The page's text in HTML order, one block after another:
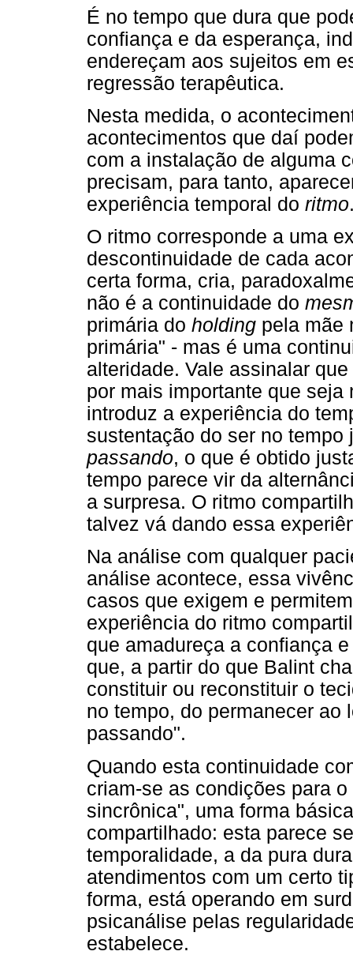
É no tempo que dura que
confiança e da esperança,
endereçam aos sujeitos em
regressão terapêutica.
Nesta medida, o
acontecimentos que daí
com a instalação de alguma
precisam, para tanto,
experiência temporal do ritmo
O ritmo corresponde a uma
descontinuidade de cada
certa forma, cria,
não é a continuidade do
primária do holding pela mãe
primária" - mas é uma
alteridade. Vale assinalar
por mais importante que
introduz a experiência do
sustentação do ser no
passando, o que é obtido
tempo parece vir da
a surpresa. O ritmo
talvez vá dando essa
Na análise com qualquer
análise acontece, essa
casos que exigem e
experiência do ritmo
que amadureça a confiança
que, a partir do que Balint
constituir ou reconstituir o
no tempo, do permanecer ao
passando".
Quando esta continuidade
criam-se as condições para
sincrônica", uma forma
compartilhado: esta parece
temporalidade, a da pura
atendimentos com um certo
forma, está operando em
psicanálise pelas
estabelece.